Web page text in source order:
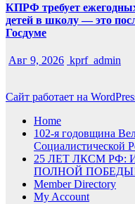
КПРФ требует
детей в школу — это
Госдуме
Авг 9, 2026 kprf_admin
Сайт работает на
Home
102-я годовщина
Социалистической
25 ЛЕТ ЛКСМ РФ:
ПОЛНОЙ
Member Directory
My Account